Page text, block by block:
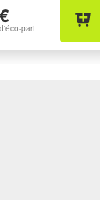
d'éco-part